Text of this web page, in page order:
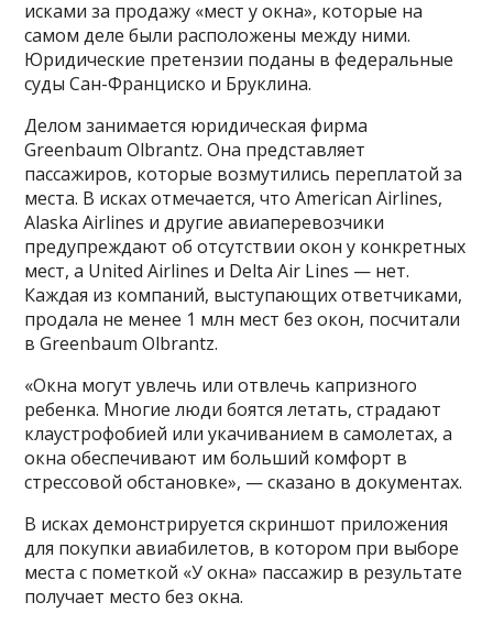
исками за продажу «мест у окна», которые на
самом деле были расположены между ними.
Юридические претензии поданы в федеральные
суды Сан-Франциско и Бруклина.
Делом занимается юридическая фирма
Greenbaum Olbrantz. Она представляет
пассажиров, которые возмутились переплатой за
места. В исках отмечается, что American Airlines,
Alaska Airlines и другие авиаперевозчики
предупреждают об отсутствии окон у конкретных
мест, а United Airlines и Delta Air Lines — нет.
Каждая из компаний, выступающих ответчиками,
продала не менее 1 млн мест без окон, посчитали
в Greenbaum Olbrantz.
«Окна могут увлечь или отвлечь капризного
ребенка. Многие люди боятся летать, страдают
клаустрофобией или укачиванием в самолетах, а
окна обеспечивают им больший комфорт в
стрессовой обстановке», — сказано в документах.
В исках демонстрируется скриншот приложения
для покупки авиабилетов, в котором при выборе
места с пометкой «У окна» пассажир в результате
получает место без окна.